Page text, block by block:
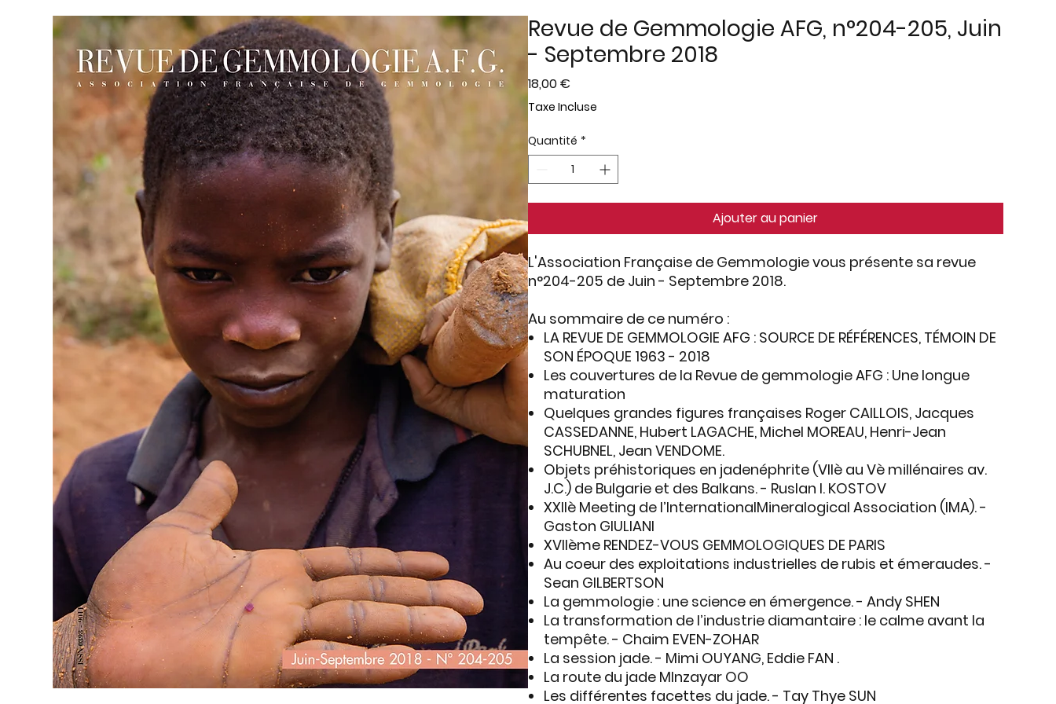
Revue de Gemmologie AFG, n°204-205, Juin
- Septembre 2018
18,00 €
Taxe Incluse
Quantité *
Ajouter au panier
L'Association Française de Gemmologie vous présente sa revue
n°204-205 de Juin - Septembre 2018.
Au sommaire de ce numéro :
LA REVUE DE GEMMOLOGIE AFG : SOURCE DE RÉFÉRENCES, TÉMOIN DE
SON ÉPOQUE 1963 - 2018
Les couvertures de la Revue de gemmologie AFG : Une longue
maturation
Quelques grandes figures françaises Roger CAILLOIS, Jacques
CASSEDANNE, Hubert LAGACHE, Michel MOREAU, Henri-Jean
SCHUBNEL, Jean VENDOME.
Objets préhistoriques en jadenéphrite (VIIè au Vè millénaires av.
J.C.) de Bulgarie et des Balkans. - Ruslan I. KOSTOV
XXIIè Meeting de l’InternationalMineralogical Association (IMA). -
Gaston GIULIANI
XVIIème RENDEZ-VOUS GEMMOLOGIQUES DE PARIS
Au coeur des exploitations industrielles de rubis et émeraudes. -
Sean GILBERTSON
La gemmologie : une science en émergence. - Andy SHEN
La transformation de l’industrie diamantaire : le calme avant la
tempête. - Chaim EVEN-ZOHAR
La session jade. - Mimi OUYANG, Eddie FAN .
La route du jade MInzayar OO
Les différentes facettes du jade. - Tay Thye SUN